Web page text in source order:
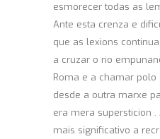
esmorecer todas as
Ante esta crenza e
que as lexions
a cruzar o rio
Roma e a chamar
desde a outra marxe
era mera supersticion
mais significativo a